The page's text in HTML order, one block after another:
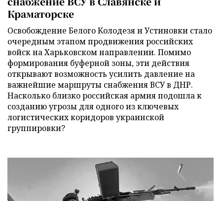
Краматорске
Освобождение Белого Колодезя и Устиновки стало
очередным этапом продвижения российских
войск на Харьковском направлении. Помимо
формирования буферной зоны, эти действия
открывают возможность усилить давление на
важнейшие маршруты снабжения ВСУ в ДНР.
Насколько близко российская армия подошла к
созданию угрозы для одного из ключевых
логистических коридоров украинской
группировки?